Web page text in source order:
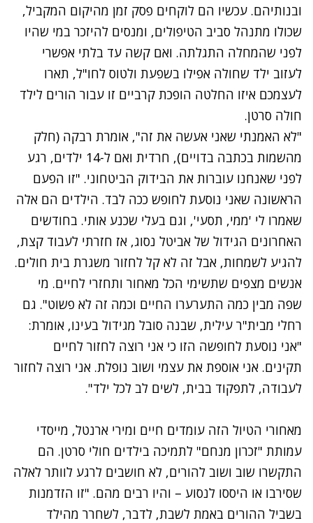
ובנותיהם. עכשיו הם לוקחים פסק זמן מהיקום המקביל,
שכולו מתנהל סביב הטיפולים, ומנסים להיזכר במי שהיו
לפני שהמחלה התגלתה. ואם קשה עד בלתי אפשרי
לעזוב ילד שחולה אפילו בשפעת ולטוס לחו"ל, תארו
לעצמכם איזו החלטה הופכת קרביים זו עבור הורים לילד
חולה סרטן.
"לא האמנתי שאני אעשה את זה", אומרת רבקה (חלק
מהשמות בכתבה בדויים), חרדית ואם ל-14 ילדים, רגע
לפני שאנחנו עוברות את הבידוק הביטחוני. "זו הפעם
הראשונה שאני נוסעת לחופש ככה לבד. הילדים הם אלה
שאמרו לי 'ממי, תסעי', וגם בעלי שכנע אותי. בחודשים
האחרונים הגידול של אביטל נסוג, אז חזרתי לעבוד קצת,
להגיע לשמחות, אבל זה לא קל לחזור משגרת בית חולים.
אנשים מצפים שתשימי הכל מאחור ותחזרי לחיים. מי
שפה מבין כמה התערערו החיים וכמה זה לא פשוט". גם
רחלי מבית"ר עילית, שבנה סובל מגידול בעינו, אומרת:
"אני נוסעת לחופשה הזו כי אני רוצה לחזור לחיים
תקינים. אני אוספת את עצמי ושוב נופלת. אני רוצה לחזור
לעבודה, לתפקוד בבית, לשים לב לכל ילד".
מאחורי הטיול הזה עומדים חיים ומירי ארנטל, מייסדי
עמותת "זכרון מנחם" לתמיכה בילדים חולי סרטן. הם
התקשרו שוב ושוב להורים, לא חושבים לרגע לוותר לאלה
שסירבו או היססו לנסוע – והיו רבים מהם. "זו הזדמנות
בשביל ההורים באמת לשבת, לדבר, לשחרר מהילד